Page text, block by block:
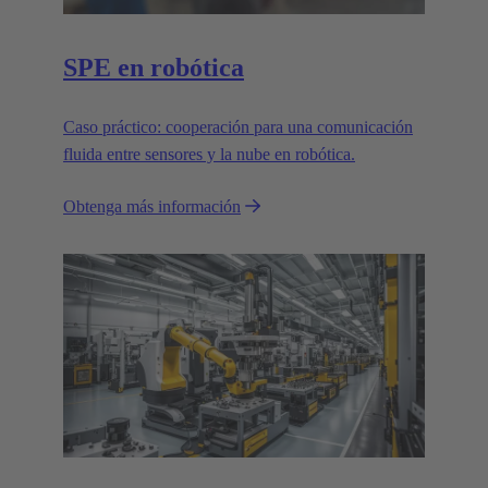
SPE en robótica
Caso práctico: cooperación para una comunicación
fluida entre sensores y la nube en robótica.
Obtenga más información